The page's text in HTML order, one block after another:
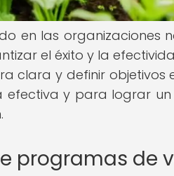
en las organizaciones
el éxito y la
clara y definir objetivos
efectiva y para lograr
programas de